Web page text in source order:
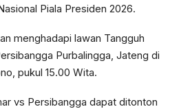
Piala Presiden 2026.
menghadapi lawan Tangguh
Purbalingga, Jateng di
pukul 15.00 Wita.
vs Persibangga dapat ditonton